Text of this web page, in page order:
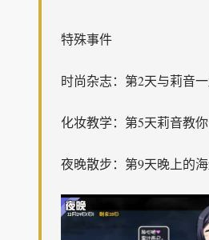
特殊事件
时尚杂志：第2天与莉音
化妆教学：第5天莉音教
夜晚散步：第9天晚上的